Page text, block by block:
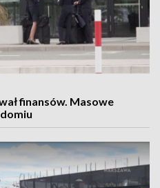
finansów. Masowe